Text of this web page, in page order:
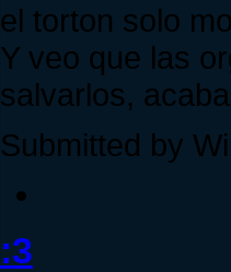
el torton solo
Y veo que las
salvarlos,
Submitted by
:3